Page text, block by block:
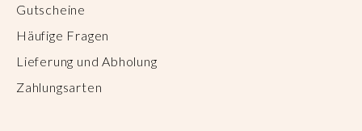
Gutscheine
Häufige Fragen
Lieferung und Abholung
Zahlungsarten